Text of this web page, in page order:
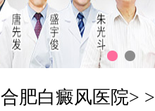
合肥白癜风医院> >